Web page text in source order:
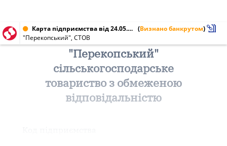
Карта підприємства від 24.05.2006 № 00854162 (Визнано банкрутом)
"Перекопський", СТОВ
"Перекопський"
сільськогосподарське
товариство з обмеженою
відповідальністю